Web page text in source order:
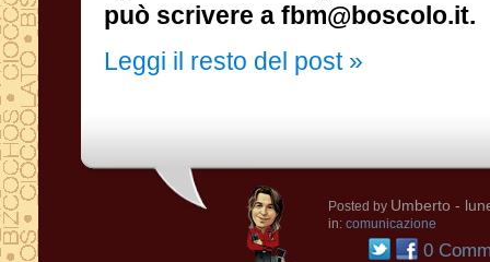
può scrivere a fbm@boscolo.it.
Leggi il resto del post »
Posted by Umberto -
in: comunicazione
0